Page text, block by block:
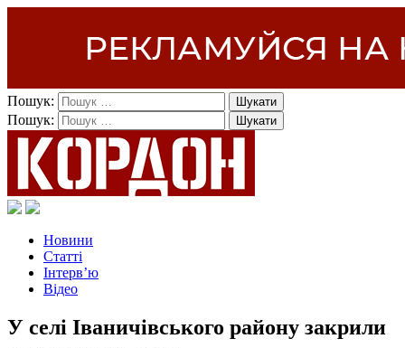
Пошук:
Пошук:
Новини
Статті
Інтерв’ю
Відео
У селі Іваничівського району закрили